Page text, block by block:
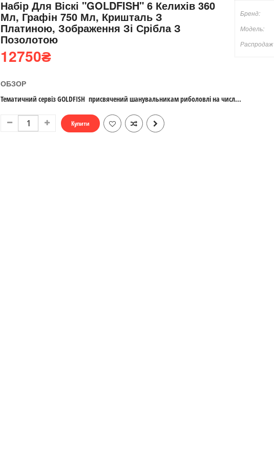
Набір Для Віскі "GOLDFISH" 6 Келихів 360
Мл, Графін 750 Мл, Кришталь З
Платиною, Зображення Зі Срібла З
Позолотою
12750₴
Бренд:
Модель:
Распродаж
ОБЗОР
Тематичний сервіз GOLDFISH присвячений шанувальникам риболовлі на числ...